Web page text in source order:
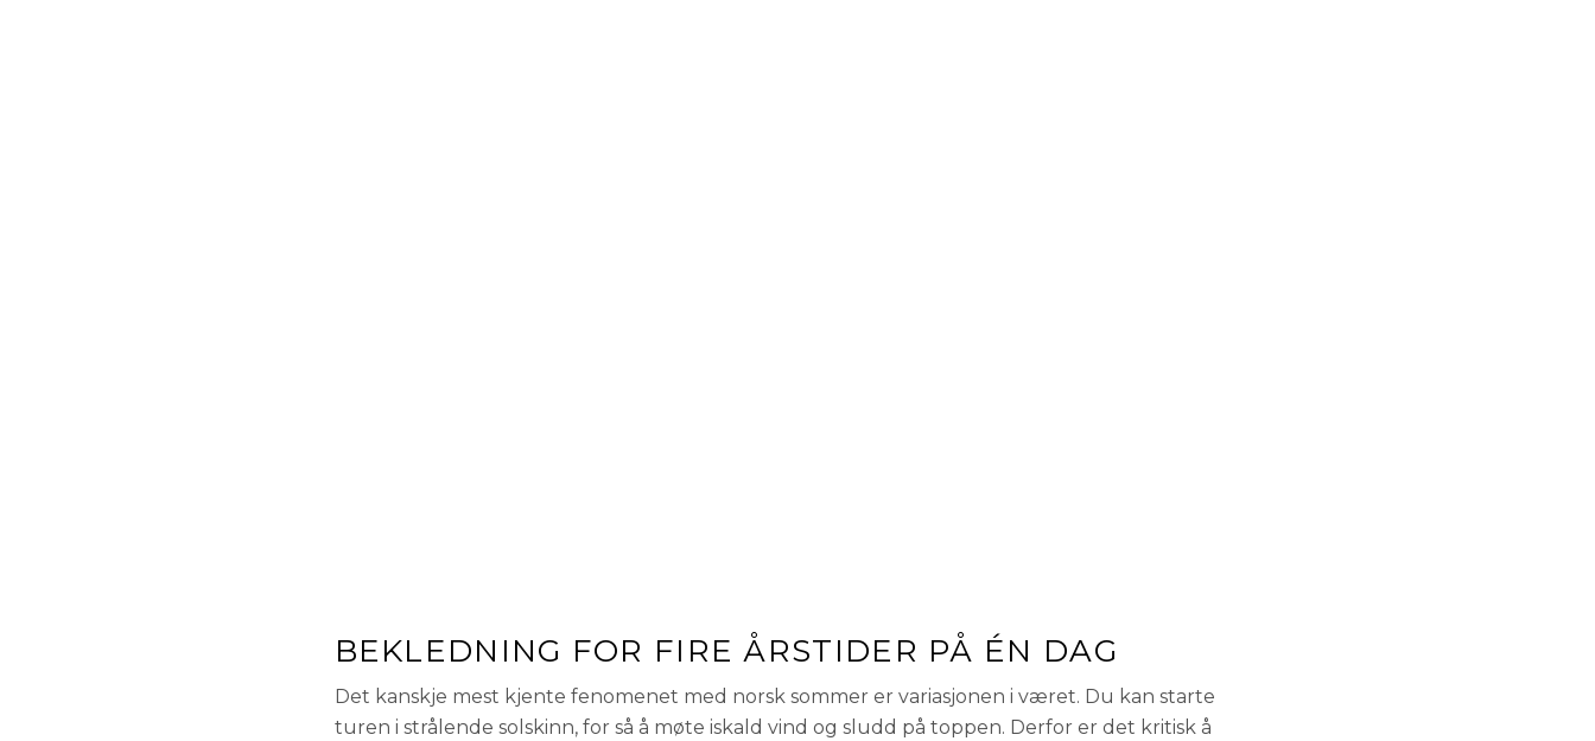
BEKLEDNING FOR FIRE ÅRSTIDER PÅ ÉN DAG
Det kanskje mest kjente fenomenet med norsk sommer er variasjonen i været. Du kan starte
turen i strålende solskinn, for så å møte iskald vind og sludd på toppen. Derfor er det kritisk å